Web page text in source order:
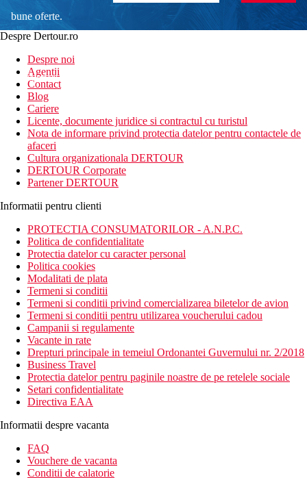
bune oferte.
newsletter!
Despre Dertour.ro
Despre noi
Agentii
Contact
Blog
Cariere
Licente, documente juridice si contractul cu turistul
Nota de informare privind protectia datelor pentru contactele de
afaceri
Cultura organizationala DERTOUR
DERTOUR Corporate
Partener DERTOUR
Informatii pentru clienti
PROTECTIA CONSUMATORILOR - A.N.P.C.
Politica de confidentialitate
Protectia datelor cu caracter personal
Politica cookies
Modalitati de plata
Termeni si conditii
Termeni si conditii privind comercializarea biletelor de avion
Termeni si conditii pentru utilizarea voucherului cadou
Campanii si regulamente
Vacante in rate
Drepturi principale in temeiul Ordonantei Guvernului nr. 2/2018
Business Travel
Protectia datelor pentru paginile noastre de pe retelele sociale
Setari confidentialitate
Directiva EAA
Informatii despre vacanta
FAQ
Vouchere de vacanta
Conditii de calatorie